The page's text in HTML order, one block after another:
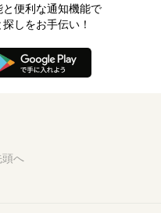
便利な通知機能で
しをお手伝い！
頭へ